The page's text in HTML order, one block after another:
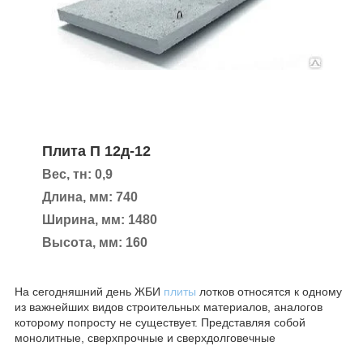
Плита П 12д-12
Вес, тн: 0,9
Длина, мм: 740
Ширина, мм: 1480
Высота, мм: 160
На сегодняшний день ЖБИ плиты лотков относятся к одному
из важнейших видов строительных материалов, аналогов
которому попросту не существует. Представляя собой
монолитные, сверхпрочные и сверхдолговечные